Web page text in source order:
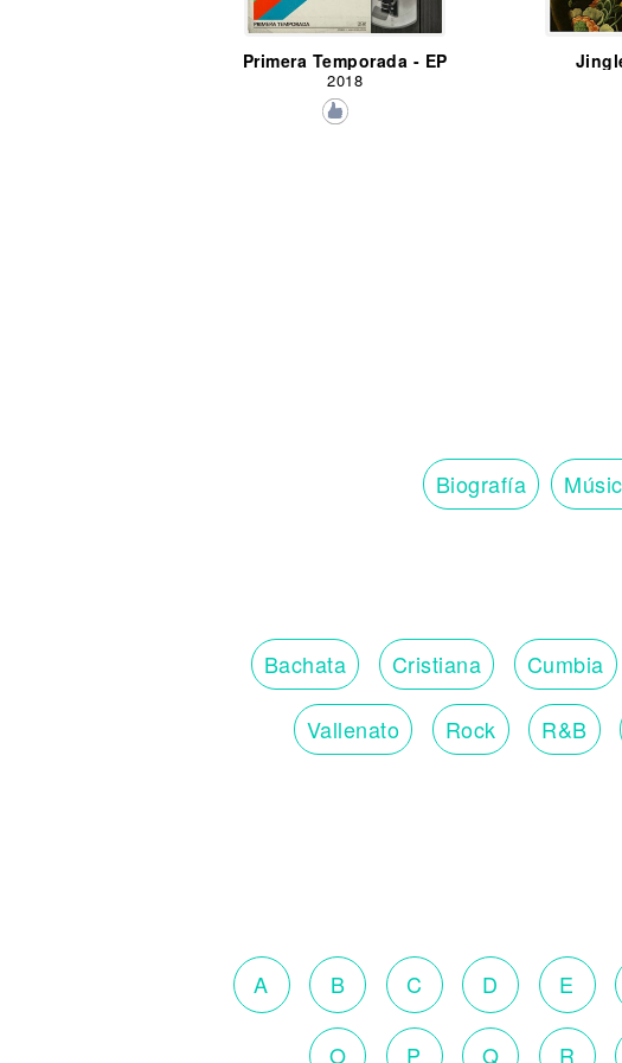
Primera Temporada - EP
2018
Biografía
Bachata Cristiana Cumbia
Vallenato Rock R&B
A B C D E
O P Q R